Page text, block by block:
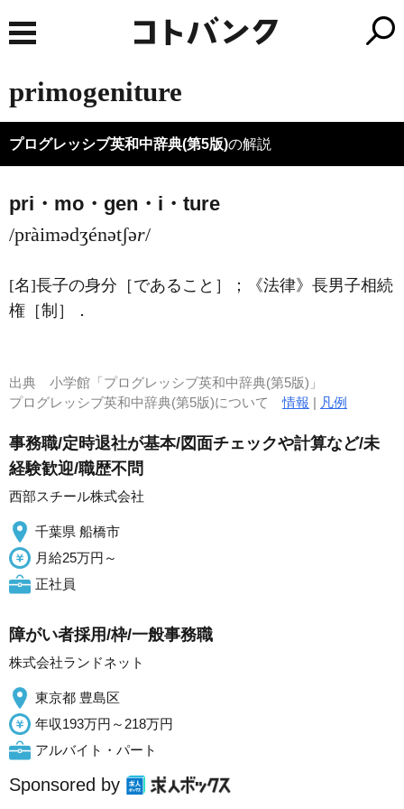
primogeniture
プログレッシブ英和中辞典(第5版)の解説
pri・mo・gen・i・ture
/pràimədʒénətʃər/
[名]長子の身分［であること］； 《法律》 長男子相続
権［制］
．
出典 小学館「プログレッシブ英和中辞典(第5版)」
プログレッシブ英和中辞典(第5版)について情報 | 凡例
事務職/定時退社が基本/図面チェックや計算など/未
経験歓迎/職歴不問
西部スチール株式会社
千葉県 船橋市
月給25万円～
正社員
障がい者採用/枠/一般事務職
株式会社ランドネット
東京都 豊島区
年収193万円～218万円
アルバイト・パート
Sponsored by